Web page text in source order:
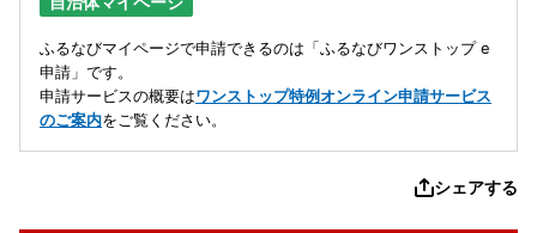
ふるなびマイページで申請できるのは「ふるなびワンストップ e
申請」です。
申請サービスの概要はワンストップ特例オンライン申請サービス
のご案内をご覧ください。
シェアする